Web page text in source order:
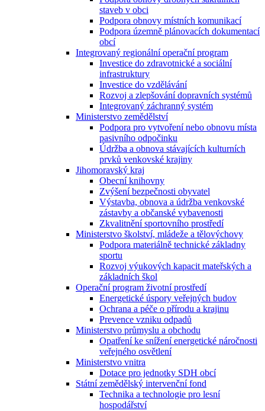
staveb v obci
Podpora obnovy místních komunikací
Podpora územně plánovacích dokumentací
obcí
Integrovaný regionální operační program
Investice do zdravotnické a sociální
infrastruktury
Investice do vzdělávání
Rozvoj a zlepšování dopravních systémů
Integrovaný záchranný systém
Ministerstvo zemědělství
Podpora pro vytvoření nebo obnovu místa
pasivního odpočinku
Údržba a obnova stávajících kulturních
prvků venkovské krajiny
Jihomoravský kraj
Obecní knihovny
Zvýšení bezpečnosti obyvatel
Výstavba, obnova a údržba venkovské
zástavby a občanské vybavenosti
Zkvalitnění sportovního prostředí
Ministerstvo školství, mládeže a tělovýchovy
Podpora materiálně technické základny
sportu
Rozvoj výukových kapacit mateřských a
základních škol
Operační program životní prostředí
Energetické úspory veřejných budov
Ochrana a péče o přírodu a krajinu
Prevence vzniku odpadů
Ministerstvo průmyslu a obchodu
Opatření ke snížení energetické náročnosti
veřejného osvětlení
Ministerstvo vnitra
Dotace pro jednotky SDH obcí
Státní zemědělský intervenční fond
Technika a technologie pro lesní
hospodářství